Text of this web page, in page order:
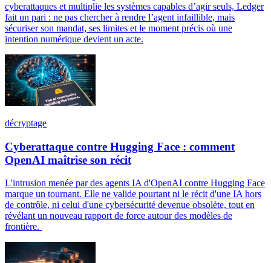
cyberattaques et multiplie les systèmes capables d’agir seuls, Ledger
fait un pari : ne pas chercher à rendre l’agent infaillible, mais
sécuriser son mandat, ses limites et le moment précis où une
intention numérique devient un acte.
décryptage
Cyberattaque contre Hugging Face : comment
OpenAI maîtrise son récit
L'intrusion menée par des agents IA d'OpenAI contre Hugging Face
marque un tournant. Elle ne valide pourtant ni le récit d'une IA hors
de contrôle, ni celui d'une cybersécurité devenue obsolète, tout en
révélant un nouveau rapport de force autour des modèles de
frontière.